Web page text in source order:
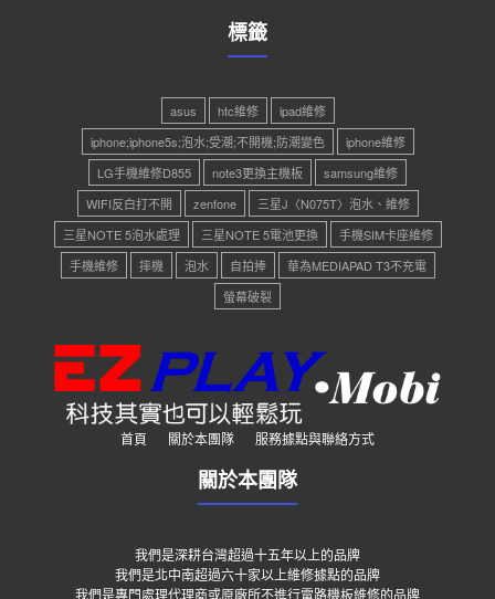
標籤
asus htc維修
ipad維修
iphone;iphone5s;泡水;受潮;不開機;防潮變色
iphone維修
LG手機維修D855
note3更換主機板
samsung維修
WIFI反白打不開
zenfone
三星J〈N075T〉泡水、維修
三星NOTE 5泡水處理
三星NOTE 5電池更換
手機SIM卡座維修
手機維修
摔機 泡水 自拍捧
華為MEDIAPAD T3不充電
螢幕破裂
首頁 關於本團隊 服務據點與聯絡方式
關於本團隊
我們是深耕台灣超過十五年以上的品牌
我們是北中南超過六十家以上維修據點的品牌
我們是專門處理代理商或原廠所不進行電路機板維修的品牌